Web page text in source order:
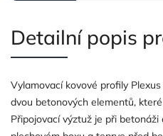
Detailní popis
Vylamovací kovové profily
dvou betonových elementů,
Připojovací výztuž je při